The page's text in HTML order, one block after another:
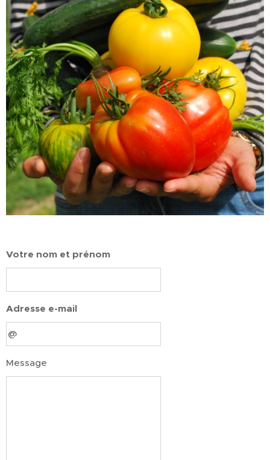
Votre nom et prénom
Adresse e-mail
Message